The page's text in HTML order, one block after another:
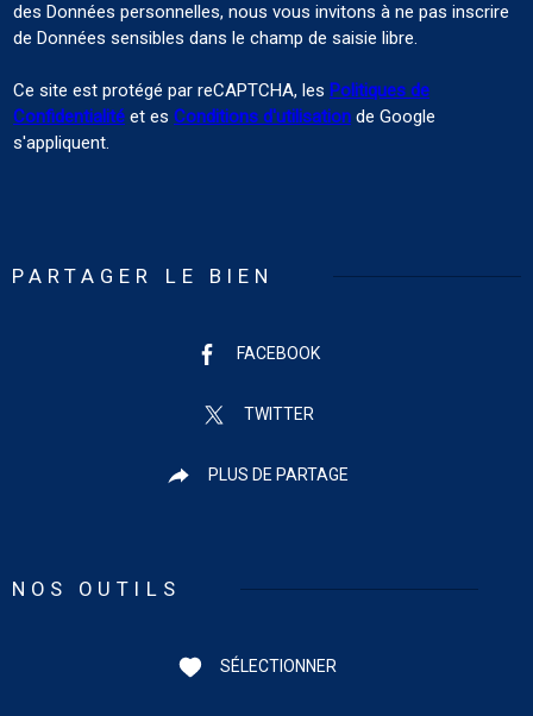
des Données personnelles, nous vous invitons à ne pas inscrire
de Données sensibles dans le champ de saisie libre.
Ce site est protégé par reCAPTCHA, les Politiques de
Confidentialité et es Conditions d'utilisation de Google
s'appliquent.
PARTAGER LE BIEN
FACEBOOK
TWITTER
PLUS DE PARTAGE
NOS OUTILS
SÉLECTIONNER